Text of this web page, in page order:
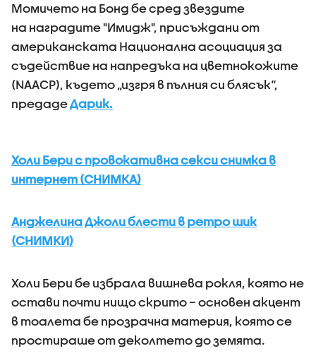
Момичето на Бонд бе сред звездите
на наградите "Имидж", присъждани от
американската Национална асоциация за
съдействие на напредъка на цветнокожите
(NAACP), където „изгря в пълния си блясък“,
предадеДарик.
Холи Бери с провокативна секси снимка в
интернет (СНИМКА)
Анджелина Джоли блести в ретро шик
(СНИМКИ)
Холи Бери бе избрала вишнева рокля, която не
остави почти нищо скрито – основен акцент
в тоалета бе прозрачна материя, която се
простираше от деколтето до земята.